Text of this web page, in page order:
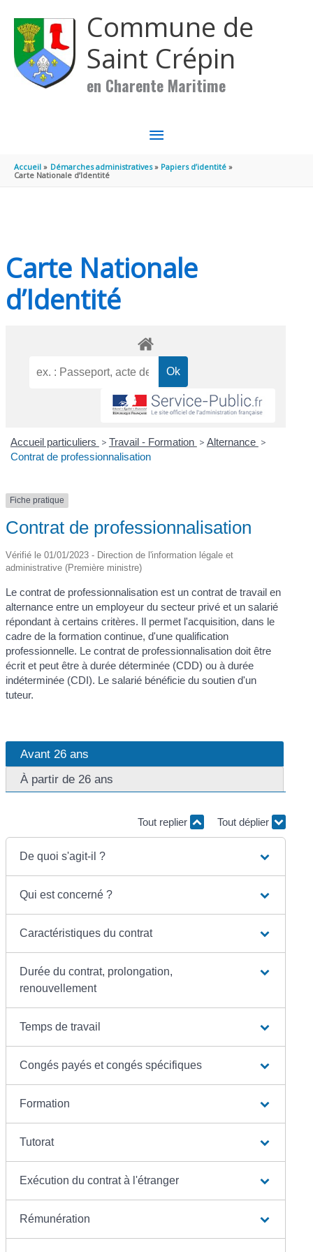
Commune de
Saint Crépin
en Charente Maritime
MENU
PRINCIPAL
Accueil Démarches administratives
Papiers d’identité
Carte Nationale d’Identité
Carte Nationale
d’Identité
Accueil particuliers > Travail - Formation > Alternance >
Contrat de professionnalisation
Fiche pratique
Contrat de professionnalisation
Vérifié le 01/01/2023 - Direction de l'information légale et
administrative (Première ministre)
Le contrat de professionnalisation est un contrat de travail en
alternance entre un employeur du secteur privé et un salarié
répondant à certains critères. Il permet l'acquisition, dans le
cadre de la formation continue, d'une qualification
professionnelle. Le contrat de professionnalisation doit être
écrit et peut être à durée déterminée (CDD) ou à durée
indéterminée (CDI). Le salarié bénéficie du soutien d'un
tuteur.
Avant 26 ans
À partir de 26 ans
Tout replier Tout déplier
De quoi s'agit-il ?
Qui est concerné ?
Caractéristiques du contrat
Durée du contrat, prolongation,
renouvellement
Temps de travail
Congés payés et congés spécifiques
Formation
Tutorat
Exécution du contrat à l'étranger
Rémunération